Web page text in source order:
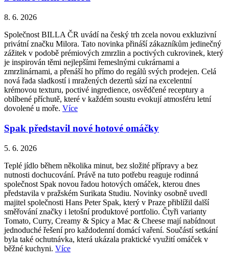
8. 6. 2026
Společnost BILLA ČR uvádí na český trh zcela novou exkluzivní
privátní značku Milora. Tato novinka přináší zákazníkům jedinečný
zážitek v podobě prémiových zmrzlin a poctivých cukrovinek, který
je inspirován těmi nejlepšími řemeslnými cukrárnami a
zmrzlinárnami, a přenáší ho přímo do regálů svých prodejen. Celá
nová řada sladkostí i mražených dezertů sází na excelentní
krémovou texturu, poctivé ingredience, osvědčené receptury a
oblíbené příchutě, které v každém soustu evokují atmosféru letní
dovolené u moře. Více
Spak představil nové hotové omáčky
5. 6. 2026
Teplé jídlo během několika minut, bez složité přípravy a bez
nutnosti dochucování. Právě na tuto potřebu reaguje rodinná
společnost Spak novou řadou hotových omáček, kterou dnes
představila v pražském Surikata Studiu. Novinky osobně uvedl
majitel společnosti Hans Peter Spak, který v Praze přiblížil další
směřování značky i letošní produktové portfolio. Čtyři varianty
Tomato, Curry, Creamy & Spicy a Mac & Cheese mají nabídnout
jednoduché řešení pro každodenní domácí vaření. Součástí setkání
byla také ochutnávka, která ukázala praktické využití omáček v
běžné kuchyni. Více